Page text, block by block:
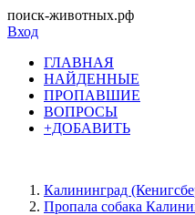
поиск-животных.рф
Вход
ГЛАВНАЯ
НАЙДЕННЫЕ
ПРОПАВШИЕ
ВОПРОСЫ
+ДОБАВИТЬ
Калининград
Пропала собака